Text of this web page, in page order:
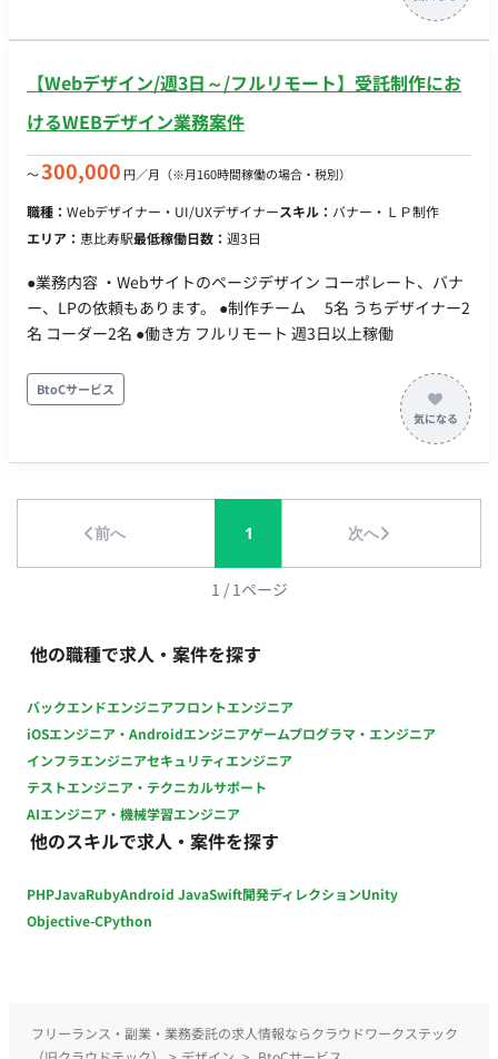
注管理】 外部のアート制作パートナーや外注先とのやり取り、
クオリティや納期の管理を行います。 【社内連携・窓口業務】
に行います。 ■ 【働き方】 ・契約形態：派遣契約 （週20時間以
上のため、社会保険加入必須）※実際の週稼働日数・時間によ
間：10:00-19:00(休憩60分) ・時給：2,100円 ※スキル経験によ
集人数：1名 ・その他 月末締め、25日支払い
【Webデザイン/週3日～/フルリモート】受託制作にお
けるWEBデザイン業務案件
〜300,000 円／月 （※月160時間稼働の場合・税別）
職種： Webデザイナー・UI/UXデザイナースキル： バナー・ＬＰ制作
エリア： 恵比寿駅最低稼働日数： 週3日
●業務内容 ・Webサイトのページデザイン コーポレート、バナ
ー、LPの依頼もあります。 ●制作チーム 5名 うちデザイナー2
名 コーダー2名 ●働き方 フルリモート 週3日以上稼働
BtoCサービス
前へ 1 次へ
1 / 1ページ
他の職種で求人・案件を探す
バックエンドエンジニアフロントエンジニア
iOSエンジニア・Androidエンジニアゲームプログラマ・エンジニア
インフラエンジニアセキュリティエンジニア
テストエンジニア・テクニカルサポート
AIエンジニア・機械学習エンジニア
他のスキルで求人・案件を探す
PHPJavaRubyAndroid JavaSwift開発ディレクションUnity
Objective-CPython
フリーランス・副業・業務委託の求人情報ならクラウドワークステック